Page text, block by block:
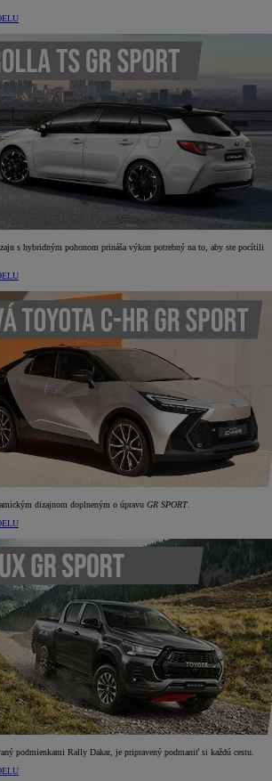
s hybridným pohonom prináša výkon potrebný na to, aby ste pocítili
dizajnom doplneným o úpravu GR SPORT
podmienkami Rally Dakar, je pripravený podmaniť si každú cestu.